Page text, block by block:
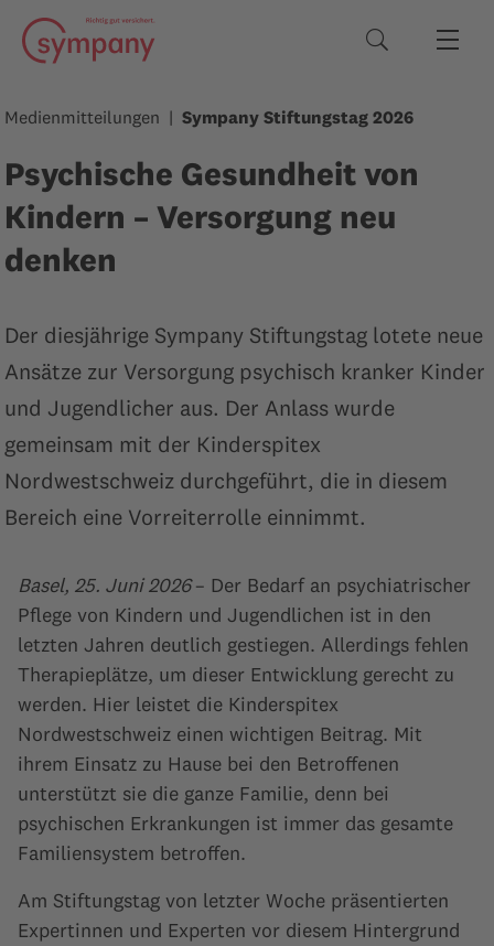
Suchbegriffe
Medienmitteilungen Sympany Stiftungstag 2026
Psychische Gesundheit von
Kindern – Versorgung neu
denken
Der diesjährige Sympany Stiftungstag lotete neue
Ansätze zur Versorgung psychisch kranker Kinder
und Jugendlicher aus. Der Anlass wurde
gemeinsam mit der Kinderspitex
Nordwestschweiz durchgeführt, die in diesem
Bereich eine Vorreiterrolle einnimmt.
Basel, 25. Juni 2026– Der Bedarf an psychiatrischer
Pflege von Kindern und Jugendlichen ist in den
letzten Jahren deutlich gestiegen. Allerdings fehlen
Therapieplätze, um dieser Entwicklung gerecht zu
werden. Hier leistet die Kinderspitex
Nordwestschweiz einen wichtigen Beitrag. Mit
ihrem Einsatz zu Hause bei den Betroffenen
unterstützt sie die ganze Familie, denn bei
psychischen Erkrankungen ist immer das gesamte
Familiensystem betroffen.
Am Stiftungstag von letzter Woche präsentierten
Expertinnen und Experten vor diesem Hintergrund